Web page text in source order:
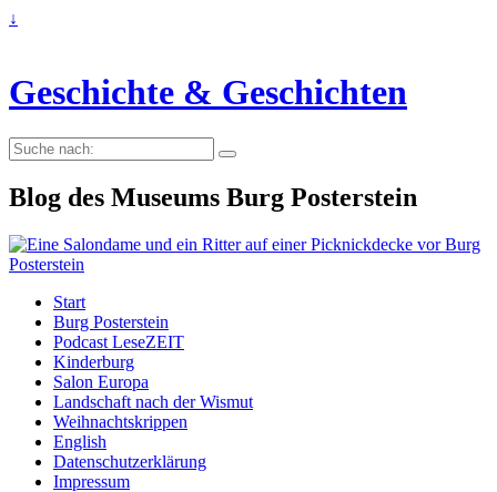
↓
Geschichte & Geschichten
Suche
nach:
Blog des Museums Burg Posterstein
Start
Burg Posterstein
Podcast LeseZEIT
Kinderburg
Salon Europa
Landschaft nach der Wismut
Weihnachtskrippen
English
Datenschutzerklärung
Impressum